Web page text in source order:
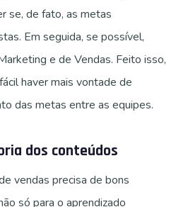
se, de fato, as metas
Em seguida, se possível,
e de Vendas. Feito isso,
haver mais vontade de
das metas entre as equipes.
dos conteúdos
vendas precisa de bons
só para o aprendizado